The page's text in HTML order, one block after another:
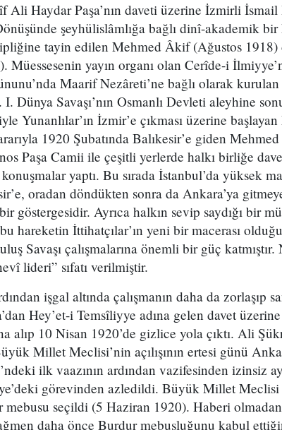
Haydar Paşa’nın daveti üzerine İzmirli İsmail
şeyhülislâmlığa bağlı dinî-akademik
tayin edilen Mehmed Âkif (Ağustos 1918)
yayın organı olan Cerîde-i
Maarif Nezâreti’ne bağlı olarak kurulan
Dünya Savaşı’nın Osmanlı Devleti aleyhine
Yunanlılar’ın İzmir’e çıkması üzerine
1920 Şubatında Balıkesir’e giden
Paşa Camii ile çeşitli yerlerde halkı birliğe
yaptı. Bu sırada İstanbul’da yüksek
oradan döndükten sonra da Ankara’ya
göstergesidir. Ayrıca halkın sevip saydığı bir
hareketin İttihatçılar’ın yeni bir macerası
Savaşı çalışmalarına önemli bir güç
lideri” sıfatı verilmiştir.
işgal altında çalışmanın daha da zorlaşıp
Hey’et-i Temsîliyye adına gelen davet
alıp 10 Nisan 1920’de gizlice yola çıktı. Ali
Millet Meclisi’nin açılışının ertesi günü
ilk vaazının ardından vazifesinden izinsiz
görevinden azledildi. Büyük Millet
mebusu seçildi (5 Haziran 1920). Haberi
daha önce Burdur mebusluğunu kabul